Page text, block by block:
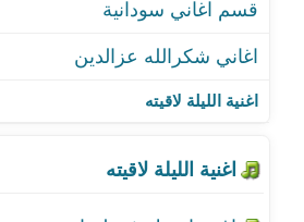
اغنية الليلة لاقيته
اغنية الليلة لاقيته
اغنية اسمك فى لسانى
اغنية عشان الناس